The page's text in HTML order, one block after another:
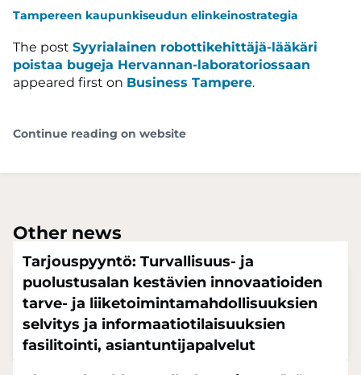
Tampereen kaupunkiseudun elinkeinostrategia
The post Syyrialainen robottikehittäjä-lääkäri
poistaa bugeja Hervannan-laboratoriossaan
appeared first on Business Tampere.
Continue reading on website
Other news
Tarjouspyyntö: Turvallisuus- ja
puolustusalan kestävien innovaatioiden
tarve- ja liiketoimintamahdollisuuksien
selvitys ja informaatiotilaisuuksien
fasilitointi, asiantuntijapalvelut